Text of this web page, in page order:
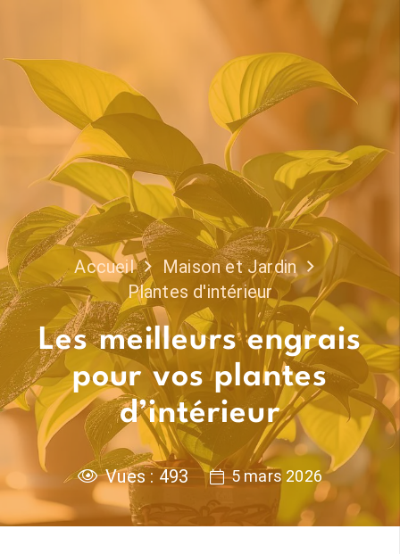
Accueil
Maison et Jardin
Plantes d'intérieur
Les meilleurs engrais
pour vos plantes
d’intérieur
Vues : 493 5 mars 2026